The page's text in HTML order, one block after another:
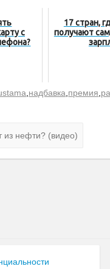
с
17 стран,
получают
,надбавка,премия,
из нефти? (видео)